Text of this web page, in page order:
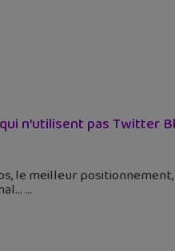
n’utilisent pas Twitter
le meilleur